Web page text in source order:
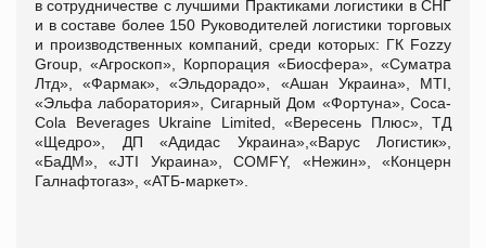
в сотрудничестве с лучшими Практиками логистики в СНГ
и в составе более 150 Руководителей логистики торговых
и производственных компаний, среди которых: ГК Fozzy
Group, «Агроскоп», Корпорация «Биосфера», «Суматра
Лтд», «Фармак», «Эльдорадо», «Ашан Украина», MTI,
«Эльфа лаборатория», Сигарный Дом «Фортуна», Coca-
Cola Beverages Ukraine Limited, «Вересень Плюс», ТД
«Щедро», ДП «Адидас Украина»,«Варус Логистик»,
«БаДМ», «JTI Украина», COMFY, «Нежин», «Концерн
Галнафтогаз», «АТБ-маркет».